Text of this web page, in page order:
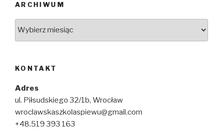
ARCHIWUM
KONTAKT
Adres
ul. Piłsudskiego 32/1b, Wrocław
wroclawskaszkolaspiewu@gmail.com
+48.519 393 163